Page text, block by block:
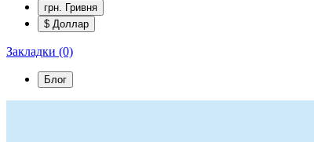
грн. Гривня
$ Доллар
Закладки (0)
Блог